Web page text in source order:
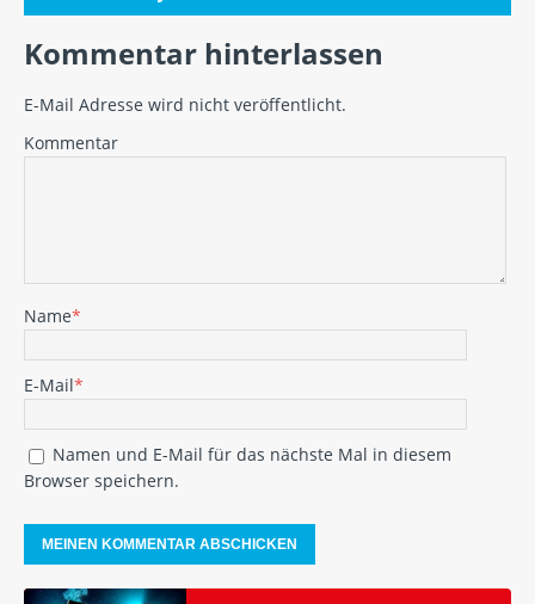
Kommentar hinterlassen
E-Mail Adresse wird nicht veröffentlicht.
Kommentar
Name*
E-Mail*
Namen und E-Mail für das nächste Mal in diesem
Browser speichern.